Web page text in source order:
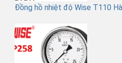
Đồng hồ nhiệt độ Wise T110